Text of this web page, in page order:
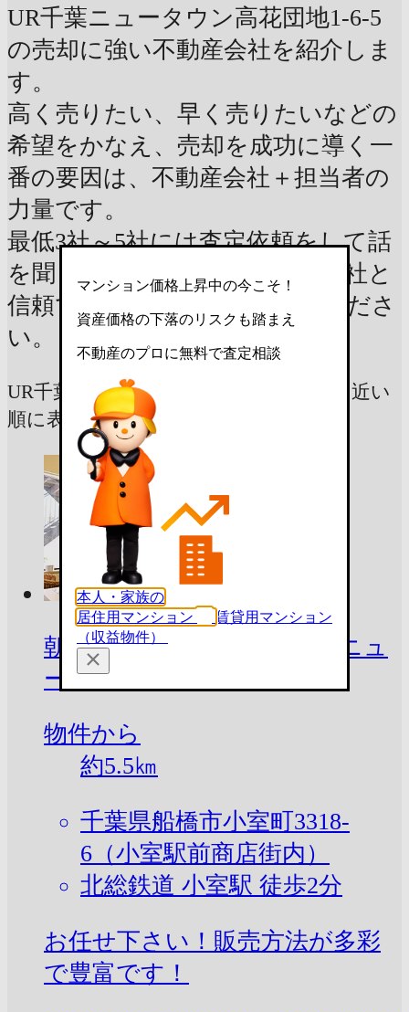
UR千葉ニュータウン高花団地1-6-5
の売却に強い不動産会社を紹介しま
す。
高く売りたい、早く売りたいなどの
希望をかなえ、売却を成功に導く一
番の要因は、不動産会社＋担当者の
力量です。
最低3社～5社には査定依頼をして話
を聞き、ご自身に合う不動産会社と
信頼できる担当者を見つけてくださ
い。
UR千葉ニュータウン高花団地1-6-5から近い
順に表示しています
朝日リビング株式会社 千葉ニュ
ータウン営業所
物件から
約5.5㎞
千葉県船橋市小室町3318-
6（小室駅前商店街内）
北総鉄道 小室駅 徒歩2分
お任せ下さい！販売方法が多彩
で豊富です！
マンション価格上昇中の今こそ！
資産価格の下落のリスクも踏まえ
不動産のプロに無料で査定相談
本人・家族の
居住用マンション
賃貸用マンション
（収益物件）